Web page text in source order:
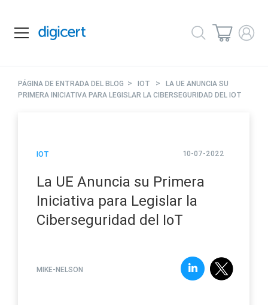
PÁGINA DE ENTRADA DEL BLOG > IOT > LA UE ANUNCIA SU
PRIMERA INICIATIVA PARA LEGISLAR LA CIBERSEGURIDAD DEL IOT
IOT 10-07-2022
La UE Anuncia su Primera
Iniciativa para Legislar la
Ciberseguridad del IoT
MIKE-NELSON